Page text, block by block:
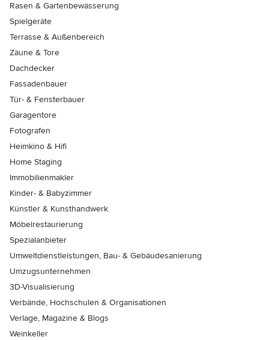
Rasen & Gartenbewässerung
Spielgeräte
Terrasse & Außenbereich
Zäune & Tore
Dachdecker
Fassadenbauer
Tür- & Fensterbauer
Garagentore
Fotografen
Heimkino & Hifi
Home Staging
Immobilienmakler
Kinder- & Babyzimmer
Künstler & Kunsthandwerk
Möbelrestaurierung
Spezialanbieter
Umweltdienstleistungen, Bau- & Gebäudesanierung
Umzugsunternehmen
3D-Visualisierung
Verbände, Hochschulen & Organisationen
Verlage, Magazine & Blogs
Weinkeller